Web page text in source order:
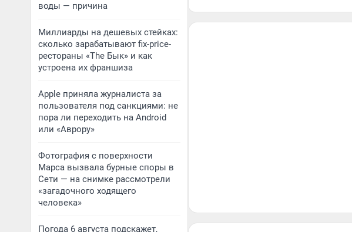
воды — причина
Миллиарды на дешевых стейках:
сколько зарабатывают fix-price-
рестораны «The Бык» и как
устроена их франшиза
Apple приняла журналиста за
пользователя под санкциями: не
пора ли переходить на Android
или «Аврору»
Фотография с поверхности
Марса вызвала бурные споры в
Сети — на снимке рассмотрели
«загадочного ходящего
человека»
Погода 6 августа подскажет,